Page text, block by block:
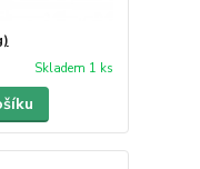
Skladem 1 ks